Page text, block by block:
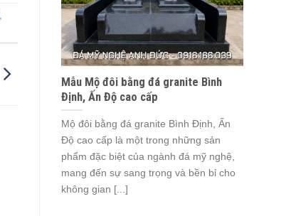
Mẫu Mộ đôi bằng đá granite Bình
Định, Ấn Độ cao cấp
Mộ đôi bằng đá granite Bình Định, Ấn
Độ cao cấp là một trong những sản
phẩm đặc biệt của ngành đá mỹ nghệ,
mang đến sự sang trọng và bền bỉ cho
không gian [...]